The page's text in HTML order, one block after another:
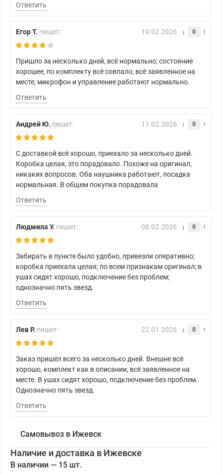
Ответить
Егор Т. пишет: 19.02.2026 0
Пришло за несколько дней, всё нормально; состояние
хорошее, по комплекту всё совпало; всё заявленное на
месте; микрофон и управление работают нормально.
Ответить
Андрей Ю. пишет: 11.02.2026 0
С доставкой всё хорошо, приехало за несколько дней.
Коробка целая, это порадовало. Похоже на оригинал,
никаких вопросов. Оба наушника работают, посадка
нормальная. В общем покупка порадовала
Ответить
Людмила У. пишет: 08.02.2026 0
Забирать в пункте было удобно, привезли оперативно;
коробка приехала целая; по всем признакам оригинал; в
ушах сидят хорошо, подключение без проблем;
однозначно пять звезд.
Ответить
Лев Р. пишет: 22.01.2026 0
Заказ пришёл всего за несколько дней. Внешне всё
хорошо, комплект как в описании, всё заявленное на
месте. В ушах сидят хорошо, подключение без проблем.
Однозначно пять звезд.
Ответить
Самовывоз в Ижевск
Наличие и доставка в Ижевске
В наличии — 15 шт.